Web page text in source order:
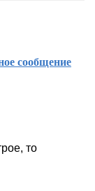
сообщение
то